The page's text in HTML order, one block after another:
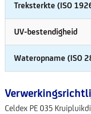
Treksterkte (ISO
UV-bestendigheid
Wateropname (ISO
Celdex PE 035